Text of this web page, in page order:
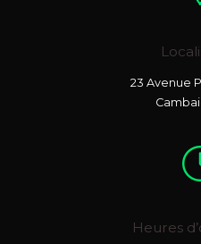
23 Avenue
Heures